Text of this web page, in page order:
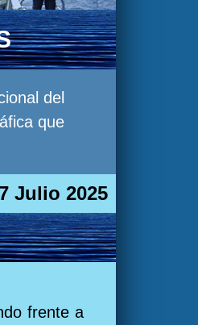
del
que
Julio 2025
frente a